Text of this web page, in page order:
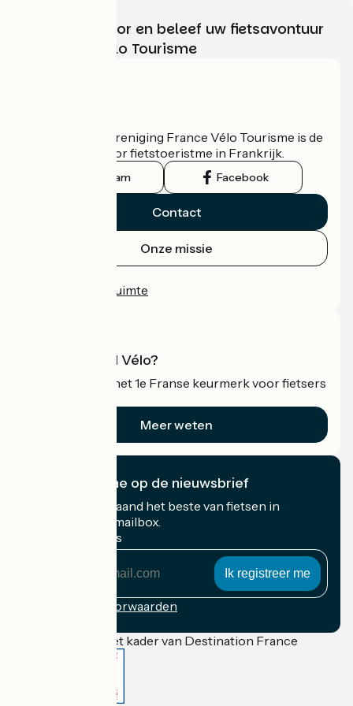
Kies, bereid voor en beleef uw fietsavontuur
met France Vélo Tourisme
De nationale vereniging France Vélo Tourisme is de
officiële gids voor fietstoeristme in Frankrijk.
Instagram Facebook
Contact
Onze missie
Professionele ruimte
Wat is Accueil Vélo?
Accueil Vélo is het 1e Franse keurmerk voor fietsers
Meer weten
Ik abonneer me op de nieuwsbrief
Ontvang elke maand het beste van fietsen in
Frankrijk in uw mailbox.
Mijn e-mailadres
Inschrijvingsvoorwaarden
Gefinancierd in het kader van Destination France